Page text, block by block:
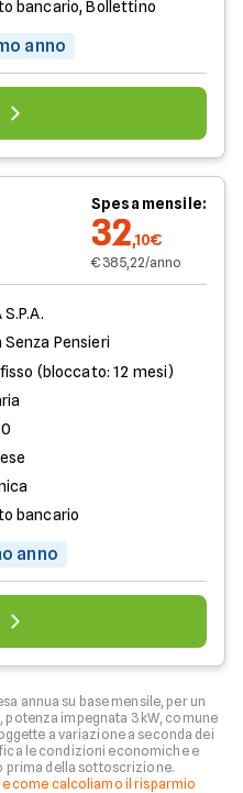
bancario, Bollettino
anno
Spesa mensile:
32,10€
€ 385,22/anno
S.P.A.
Senza Pensieri
(bloccato: 12 mesi)
bancario
anno
annua su base mensile, per un
potenza impegnata 3 kW, comune
a variazione a seconda dei
le condizioni economiche e
prima della sottoscrizione.
come calcoliamo il risparmio